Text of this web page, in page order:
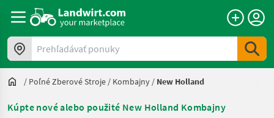
Prehľadávať ponuky
/ Poľné Zberové Stroje / Kombajny / New Holland
Kúpte nové alebo použité New Holland Kombajny